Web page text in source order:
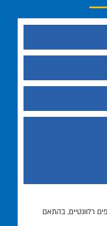
רלוונטיים, בהתאם